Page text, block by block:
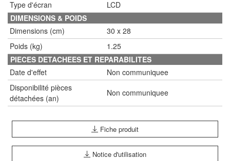
Type d'écran
LCD
DIMENSIONS & POIDS
Dimensions (cm)
30 x 28
Poids (kg)
1.25
PIECES DETACHEES ET REPARABILITES
Date d'effet
Non communiquee
Disponibilité pièces
détachées (an)
Non communiquee
Fiche produit
Notice d'utilisation